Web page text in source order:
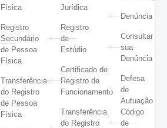
Física
Registro
Secundário
de Pessoa
Física
Transferência
do Registro
de Pessoa
Física
Jurídica
Registro
de
Estúdio
Certificado de
Registro de
Funcionamento
Transferência
do Registro
Denúncia
Consultar
sua
Denúncia
Defesa
de
Autuação
Código
de